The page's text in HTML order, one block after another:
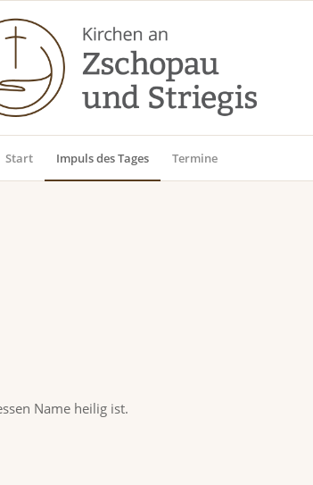
Start Impuls des Tages Termine
Name heilig ist.